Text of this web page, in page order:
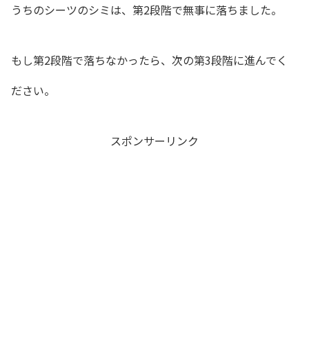
うちのシーツのシミは、第2段階で無事に落ちました。
もし第2段階で落ちなかったら、次の第3段階に進んでく
ださい。
スポンサーリンク